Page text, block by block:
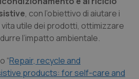
, con l’obiettivo di aiutare i
utile dei prodotti, ottimizzare
l’impatto ambientale.
“Repair, recycle and
products: for self-care and